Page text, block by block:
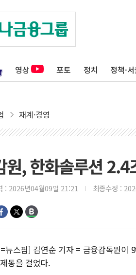
영상 포토 정치 정책·
재계·경영
원, 한화솔루션
: 2026년04월09일 21:21 최종수정 :
뉴스핌] 김연순 기자 = 금융감독원이
동을 걸었다.